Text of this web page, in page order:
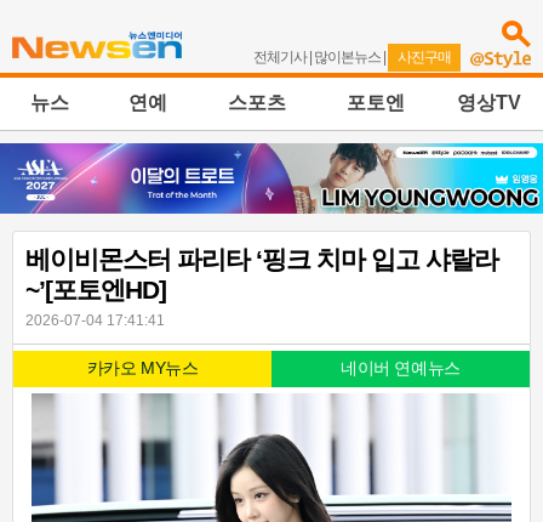
전체기사| 많이본뉴스 | 사진구매
뉴스 연예 스포츠 포토엔 영상TV
베이비몬스터 파리타 ‘핑크 치마 입고 샤랄라
~’[포토엔HD]
2026-07-04 17:41:41
카카오 MY뉴스 네이버 연예뉴스